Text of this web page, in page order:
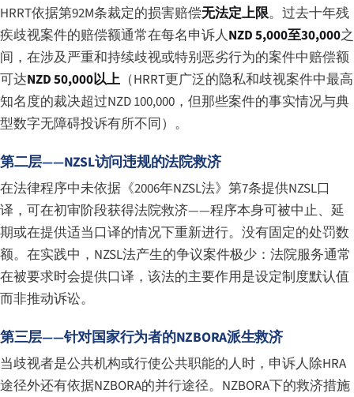
HRRT依据第92M条裁定的损害赔偿无法定上限。过去十年残
疾歧视案件的赔偿额通常在每名申诉人NZD 5,000至30,000之
间，在涉及严重和持续歧视或特别恶劣行为的案件中赔偿额
可达NZD 50,000以上 （HRRT更广泛的隐私和歧视案件中最高
知名度的裁决超过NZD 100,000，但那些案件的事实情况与典
型数字无障碍投诉有所不同）。
第二层——NZSL访问违规的法院救济
在法律程序中未依据《2006年NZSL法》第7条提供NZSL口
译，可在初审阶段获得法院救济——程序本身可被中止、延
期或在提供适当口译的情况下重新进行。没有固定的处罚数
额。在实践中，NZSL法产生的争议案件极少：法院服务通常
在被要求时会提供口译，该法的主要作用是设定制度默认值
而非推动诉讼。
第三层——针对国家行为者的NZBORA派生救济
当歧视者是公共机构或行使公共职能的人时，申诉人除HRA
途径外还有依据NZBORA的并行途径。NZBORA下的救济措施